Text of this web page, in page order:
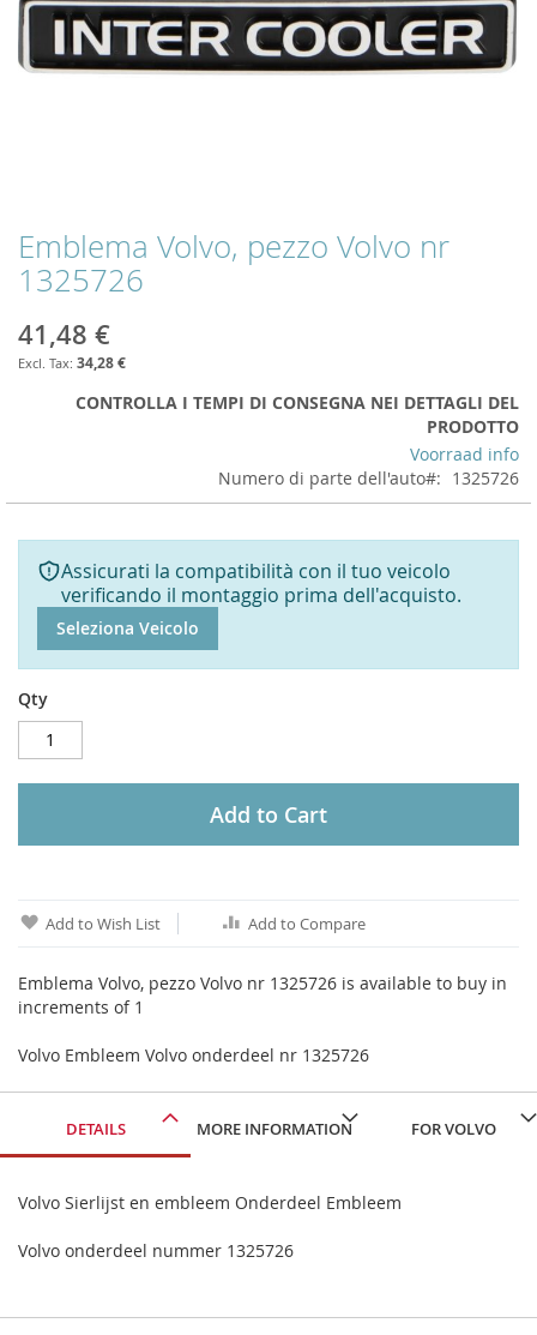
Skip
to
the
of
the
Emblema Volvo, pezzo Volvo nr
1325726
41,48 €
34,28 €
CONTROLLA I TEMPI DI CONSEGNA NEI DETTAGLI DEL
PRODOTTO
Voorraad info
Numero di parte dell'auto
1325726
Assicurati la compatibilità con il tuo veicolo
verificando il montaggio prima dell'acquisto.
Seleziona Veicolo
Qty
Add to Cart
Add to Wish List Add to Compare
Emblema Volvo, pezzo Volvo nr 1325726 is available to buy in
increments of 1
Volvo Embleem Volvo onderdeel nr 1325726
DETAILS
Volvo Sierlijst en embleem Onderdeel Embleem
Volvo onderdeel nummer 1325726
MORE INFORMATION FOR VOLVO